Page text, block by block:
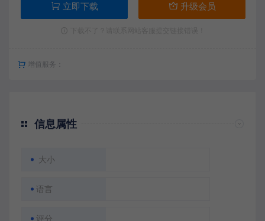
立即下载 升级会员
增值服务：
信息属性
大小
语言
评分